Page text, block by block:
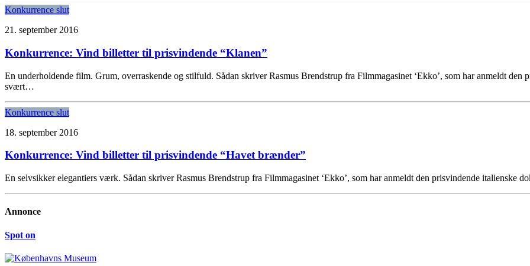
Konkurrence slut
21. september 2016
Konkurrence: Vind billetter til prisvindende “Klanen”
En underholdende film. Grum, overraskende og stilfuld. Sådan skriver Rasmus Brendstrup fra Filmmagasinet ‘Ekko’, som har anmeldt den
svært…
Konkurrence slut
18. september 2016
Konkurrence: Vind billetter til prisvindende “Havet brænder”
En selvsikker elegantiers værk. Sådan skriver Rasmus Brendstrup fra Filmmagasinet ‘Ekko’, som har anmeldt den prisvindende
Annonce
Spot on